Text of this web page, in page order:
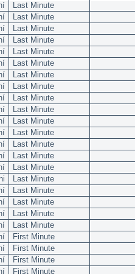
Last Minute
Last Minute
Last Minute
Last Minute
Last Minute
Last Minute
Last Minute
Last Minute
Last Minute
Last Minute
Last Minute
Last Minute
Last Minute
Last Minute
Last Minute
Last Minute
Last Minute
Last Minute
Last Minute
Last Minute
First Minute
First Minute
First Minute
First Minute